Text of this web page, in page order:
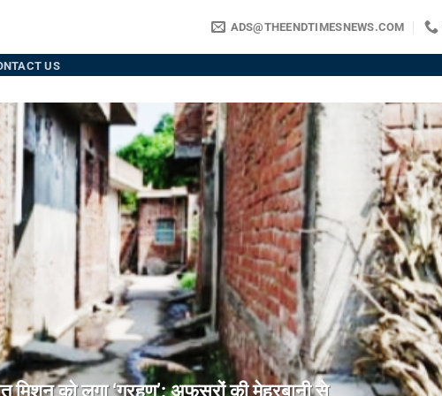
ADS@THEENDTIMESNEWS.COM
US
को लगा ‘ग्रहण’: अफसरों की मेहरबानी से